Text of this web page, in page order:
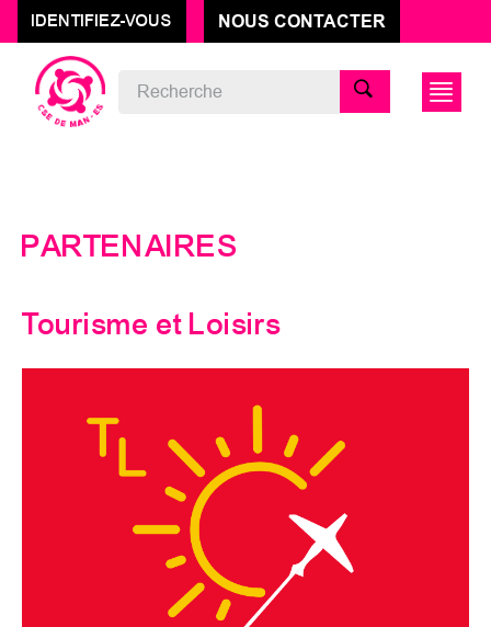
IDENTIFIEZ-VOUS NOUS CONTACTER
CSE EVERLLENCE
PARTENAIRES
Tourisme et Loisirs